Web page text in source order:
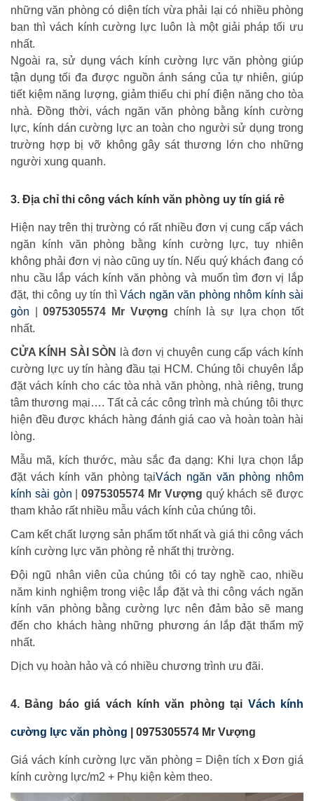
những văn phòng có diện tích vừa phải lại có nhiều phòng
ban thì vách kính cường lực luôn là một giải pháp tối ưu
nhất.
Ngoài ra, sử dụng vách kính cường lực văn phòng giúp
tận dụng tối đa được nguồn ánh sáng của tự nhiên, giúp
tiết kiệm năng lượng, giảm thiểu chi phí điện năng cho tòa
nhà. Đồng thời, vách ngăn văn phòng bằng kính cường
lực, kính dán cường lực an toàn cho người sử dụng trong
trường hợp bị vỡ không gây sát thương lớn cho những
người xung quanh.
3. Địa chỉ thi công vách kính văn phòng uy tín giá rẻ
Hiện nay trên thị trường có rất nhiều đơn vị cung cấp vách
ngăn kính văn phòng bằng kính cường lực, tuy nhiên
không phải đơn vị nào cũng uy tín. Nếu quý khách đang có
nhu cầu lắp vách kính văn phòng và muốn tìm đơn vị lắp
đặt, thi công uy tín thì Vách ngăn văn phòng nhôm kính sài
gòn |0975305574 Mr Vượng chính là sự lựa chọn tốt
nhất.
CỬA KÍNH SÀI SÒN
là đơn vị chuyên cung cấp vách kính
cường lực uy tín hàng đầu tại HCM. Chúng tôi chuyên lắp
đặt vách kính cho các tòa nhà văn phòng, nhà riêng, trung
tâm thương mại…. Tất cả các công trình mà chúng tôi thực
hiện đều được khách hàng đánh giá cao và hoàn toàn hài
lòng.
Mẫu mã, kích thước, màu sắc đa dạng: Khi lựa chọn lắp
đặt vách kính văn phòng tạiVách ngăn văn phòng nhôm
kính sài gòn |0975305574 Mr Vượng quý khách sẽ được
tham khảo rất nhiều mẫu vách kính của chúng tôi.
Cam kết chất lượng sản phẩm tốt nhất và giá thi công vách
kính cường lực văn phòng rẻ nhất thị trường.
Đội ngũ nhân viên của chúng tôi có tay nghề cao, nhiều
năm kinh nghiệm trong việc lắp đặt và thi công vách ngăn
kính văn phòng bằng cường lực nên đảm bảo sẽ mang
đến cho khách hàng những phương án lắp đặt thẩm mỹ
nhất.
Dịch vụ hoàn hảo và có nhiều chương trình ưu đãi.
4. Bảng báo giá vách kính văn phòng tại Vách kính
cường lực văn phòng | 0975305574 Mr Vượng
Giá vách kính cường lực văn phòng = Diện tích x Đơn giá
kính cường lực/m2 + Phụ kiện kèm theo.